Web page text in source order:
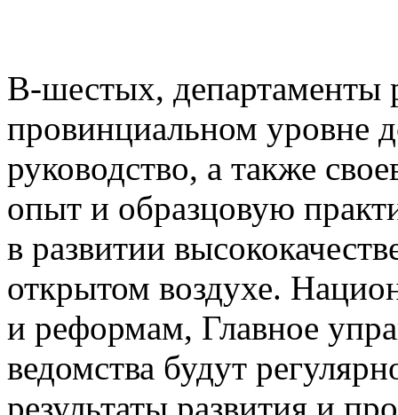
В-шестых, департаменты
провинциальном уровне
руководство, а также
опыт и образцовую
в развитии
открытом воздухе.
и реформам, Главное
ведомства будут
результаты развития и